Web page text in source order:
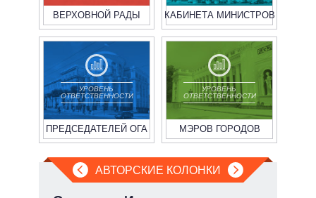
ВЕРХОВНОЙ РАДЫ КАБИНЕТА МИНИСТРОВ
УРОВЕНЬ
ОТВЕТСТВЕННОСТИ
ПРЕДСЕДАТЕЛЕЙ ОГА
УРОВЕНЬ
ОТВЕТСТВЕННОСТИ
МЭРОВ ГОРОДОВ
АВТОРСКИЕ КОЛОНКИ